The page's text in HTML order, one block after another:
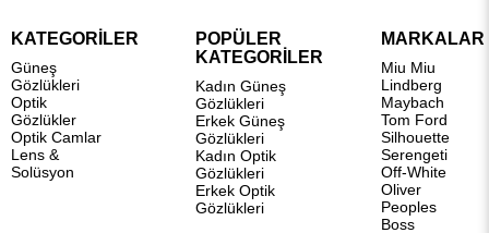
KATEGORİLER
Güneş
Gözlükleri
Optik
Gözlükler
Optik Camlar
Lens &
Solüsyon
POPÜLER
KATEGORİLER
Kadın Güneş
Gözlükleri
Erkek Güneş
Gözlükleri
Kadın Optik
Gözlükleri
Erkek Optik
Gözlükleri
MARKALAR
Miu Miu
Lindberg
Maybach
Tom Ford
Silhouette
Serengeti
Off-White
Oliver
Peoples
Boss